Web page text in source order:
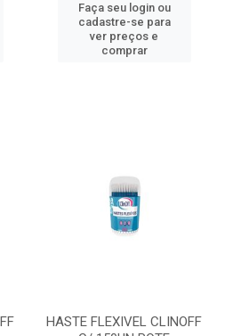
Faça seu login ou
cadastre-se para
ver preços e
comprar
HASTE FLEXIVEL CLINOFF